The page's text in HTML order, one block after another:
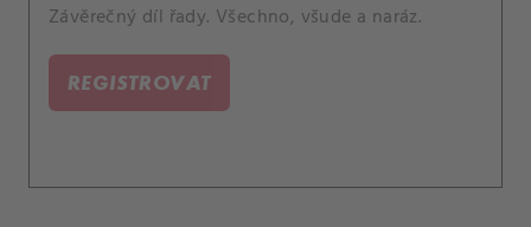
Závěrečný díl řady. Všechno, všude a naráz.
REGISTROVAT